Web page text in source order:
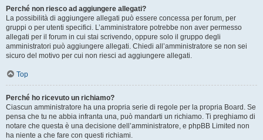
Perché non riesco ad aggiungere allegati?
La possibilità di aggiungere allegati può essere concessa per forum, per
gruppi o per utenti specifici. L’amministratore potrebbe non aver permesso
allegati per il forum in cui stai scrivendo, oppure solo il gruppo degli
amministratori può aggiungere allegati. Chiedi all’amministratore se non sei
sicuro del motivo per cui non riesci ad aggiungere allegati.
Top
Perché ho ricevuto un richiamo?
Ciascun amministratore ha una propria serie di regole per la propria Board. Se
pensa che tu ne abbia infranta una, può mandarti un richiamo. Ti preghiamo di
notare che questa è una decisione dell’amministratore, e phpBB Limited non
ha niente a che fare con questi richiami.